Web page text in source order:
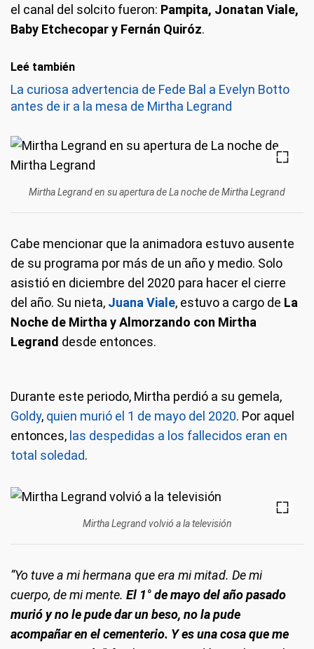
el canal del solcito fueron: Pampita, Jonatan Viale,
Baby Etchecopar y Fernán Quiróz.
Leé también
La curiosa advertencia de Fede Bal a Evelyn Botto
antes de ir a la mesa de Mirtha Legrand
Mirtha Legrand en su apertura de La noche de Mirtha Legrand
Cabe mencionar que la animadora estuvo ausente
de su programa por más de un año y medio. Solo
asistió en diciembre del 2020 para hacer el cierre
del año. Su nieta, Juana Viale, estuvo a cargo de La
Noche de Mirtha y Almorzando con Mirtha
Legrand desde entonces.
Durante este periodo, Mirtha perdió a su gemela,
Goldy, quien murió el 1 de mayo del 2020. Por aquel
entonces, las despedidas a los fallecidos eran en
total soledad.
Mirtha Legrand volvió a la televisión
“Yo tuve a mi hermana que era mi mitad. De mi
cuerpo, de mi mente. El 1° de mayo del año pasado
murió y no le pude dar un beso, no la pude
acompañar en el cementerio. Y es una cosa que me